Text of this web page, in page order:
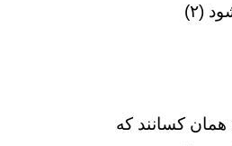
(۲)
كسانند كه